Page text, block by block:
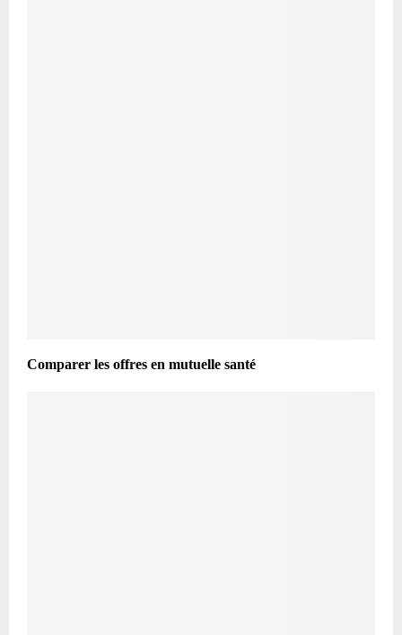
Comparer les offres en mutuelle santé